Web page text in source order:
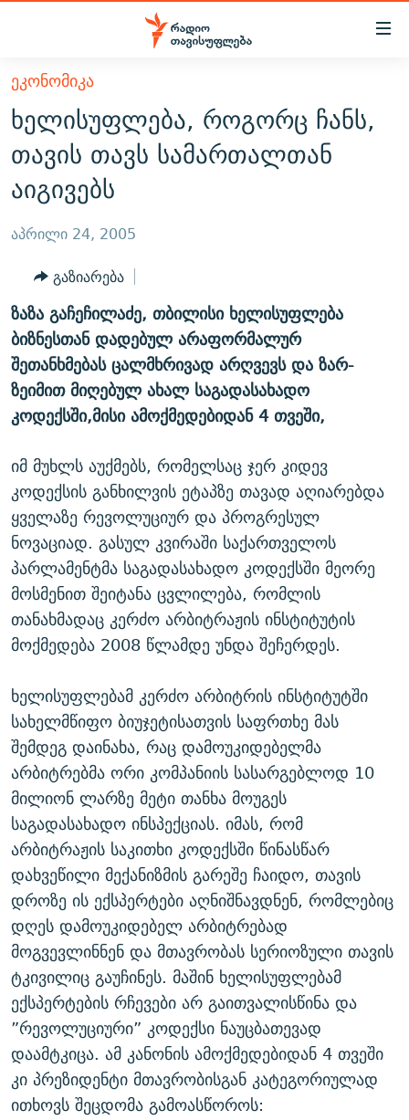
Accessibility
მთავარ
შინაარსზე
დაბრუნება
მთავარ
ნავიგაციაზე
დაბრუნება
ძიებაზე
ᲐᲮᲐᲚᲘ ᲐᲛᲑᲔᲑᲘ
ᲗᲔᲛᲔᲑᲘ
ᲞᲝᲚᲘᲢᲘᲙᲐ
ᲔᲙᲝᲜᲝᲛᲘᲙᲐ
ᲡᲐᲖᲝᲒᲐᲓᲝᲔᲑᲐ
ᲕᲘᲓᲔᲝ
ᲑᲚᲝᲒᲔᲑᲘ
ᲞᲝᲓᲙᲐᲡᲢᲔᲑᲘ
60 ᲓᲔᲪᲘᲑᲔᲚᲘ
ᲒᲐᲜᲙᲘᲗᲮᲕᲘᲡ ᲓᲦᲔ
ᲓᲘᲚᲘᲡ ᲡᲐᲣᲑᲠᲔᲑᲘ
ᲛᲝᲚᲐᲞᲐᲠᲐᲙᲔ ᲢᲔᲥᲡᲢᲔᲑᲘ
ᲨᲘᲜ - ᲣᲪᲮᲝᲔᲗᲨᲘ
ᲚᲘᲢᲔᲠᲐᲢᲣᲠᲣᲚᲘ ᲬᲐᲮᲜᲐᲒᲔᲑᲘ
ᲐᲛᲔᲠᲘᲙᲣᲚᲘ ᲛᲝᲗᲮᲠᲝᲑᲐ
ᲘᲛᲞᲔᲠᲘᲐ ᲓᲐ ᲠᲐᲓᲘᲝ
ᲤᲔᲜᲝᲕᲐᲜᲘ - 2.10
ᲗᲥᲕᲔᲜᲘ ᲞᲣᲑᲚᲘᲙᲐᲪᲘᲔᲑᲘ
ᲞᲠᲝᲔᲥᲢᲔᲑᲘ
ᲣᲙᲠᲐᲘᲜᲐᲨᲘ ᲓᲐᲦᲣᲞᲣᲚᲘ ᲥᲐᲠᲗᲕᲔᲚᲘ ᲛᲔᲑᲠᲫᲝᲚᲔᲑᲘ - 2022
ᲓᲐᲛᲝᲣᲙᲘᲓᲔᲑᲚᲝᲑᲘᲡ 100 ᲬᲔᲚᲘ
ᲩᲔᲛᲘ ᲡᲘᲙᲕᲓᲘᲚᲘᲡ ᲛᲘᲖᲔᲖᲘᲐ COVID-19
11 ᲬᲔᲚᲘ - 11 ᲐᲛᲑᲐᲕᲘ
ᲡᲐᲞᲐᲠᲚᲐᲛᲔᲜᲢᲝ ᲐᲠᲩᲔᲕᲜᲔᲑᲘᲡ ᲘᲡᲢᲝᲠᲘᲐ
ᲑᲐᲕᲨᲕᲔᲑᲘ ᲞᲠᲝᲡᲢᲘᲢᲣᲪᲘᲐᲨᲘ - ᲐᲛᲝᲣᲗᲥᲛᲔᲚᲘ ᲐᲛᲑᲐᲕᲘ
5 ᲐᲛᲑᲐᲕᲘ - 20 ᲘᲕᲜᲘᲡᲡ ᲓᲐᲨᲐᲕᲔᲑᲣᲚᲔᲑᲘ
ᲐᲒᲕᲘᲡᲢᲝᲡ ᲝᲛᲘ
ПРИВЕТ ᲙᲣᲚᲢᲣᲠᲐ
ЭХО КАВКАЗА
ᲒᲐᲛᲝᲘᲬᲔᲠᲔ
რთე/რთ-ის ყველა საიტი
ᲔᲙᲝᲜᲝᲛᲘᲙᲐ
ხელისუფლება, როგორც ჩანს,
თავის თავს სამართალთან
აიგივებს
აპრილი 24, 2005
გაზიარება
ზაზა გაჩეჩილაძე, თბილისი ხელისუფლება
ბიზნესთან დადებულ არაფორმალურ
შეთანხმებას ცალმხრივად არღვევს და ზარ-
ზეიმით მიღებულ ახალ საგადასახადო
კოდექსში,მისი ამოქმედებიდან 4 თვეში,
იმ მუხლს აუქმებს, რომელსაც ჯერ კიდევ
კოდექსის განხილვის ეტაპზე თავად აღიარებდა
ყველაზე რევოლუციურ და პროგრესულ
ნოვაციად. გასულ კვირაში საქართველოს
პარლამენტმა საგადასახადო კოდექსში მეორე
მოსმენით შეიტანა ცვლილება, რომლის
თანახმადაც კერძო არბიტრაჟის ინსტიტუტის
მოქმედება 2008 წლამდე უნდა შეჩერდეს.
ხელისუფლებამ კერძო არბიტრის ინსტიტუტში
სახელმწიფო ბიუჯეტისათვის საფრთხე მას
შემდეგ დაინახა, რაც დამოუკიდებელმა
არბიტრებმა ორი კომპანიის სასარგებლოდ 10
მილიონ ლარზე მეტი თანხა მოუგეს
საგადასახადო ინსპექციას. იმას, რომ
არბიტრაჟის საკითხი კოდექსში წინასწარ
დახვეწილი მექანიზმის გარეშე ჩაიდო, თავის
დროზე ის ექსპერტები აღნიშნავდნენ, რომლებიც
დღეს დამოუკიდებელ არბიტრებად
მოგვევლინნენ და მთავრობას სერიოზული თავის
ტკივილიც გაუჩინეს. მაშინ ხელისუფლებამ
ექსპერტების რჩევები არ გაითვალისწინა და
”რევოლუციური” კოდექსი ნაუცბათევად
დაამტკიცა. ამ კანონის ამოქმედებიდან 4 თვეში
კი პრეზიდენტი მთავრობისგან კატეგორიულად
ითხოვს შეცდომა გამოასწოროს: